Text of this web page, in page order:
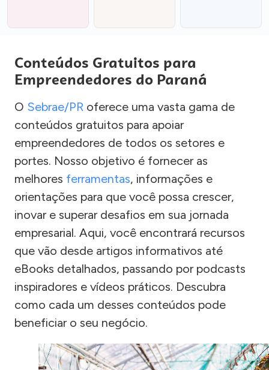
Conteúdos Gratuitos para
Empreendedores do Paraná
O Sebrae/PR oferece uma vasta gama de
conteúdos gratuitos para apoiar
empreendedores de todos os setores e
portes. Nosso objetivo é fornecer as
melhores ferramentas, informações e
orientações para que você possa crescer,
inovar e superar desafios em sua jornada
empresarial. Aqui, você encontrará recursos
que vão desde artigos informativos até
eBooks detalhados, passando por podcasts
inspiradores e vídeos práticos. Descubra
como cada um desses conteúdos pode
beneficiar o seu negócio.